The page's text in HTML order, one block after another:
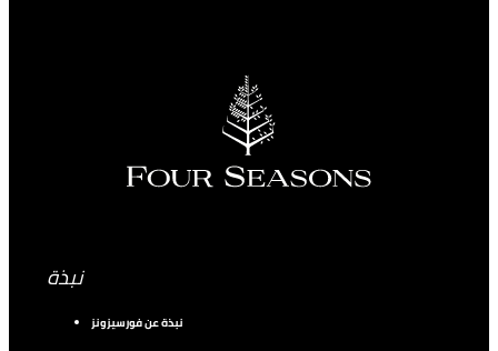
نبذة
نبذة عن فورسيزونز